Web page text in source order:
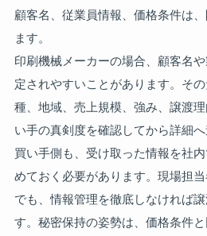
顧客名、従業員情報、価格条件は
ます。
印刷機械メーカーの場合、顧客名
定されやすいことがあります。そ
種、地域、売上規模、強み、譲渡
い手の真剣度を確認してから詳細へ
買い手側も、受け取った情報を社
めておく必要があります。現場担
でも、情報管理を徹底しなければ
す。秘密保持の姿勢は、価格条件